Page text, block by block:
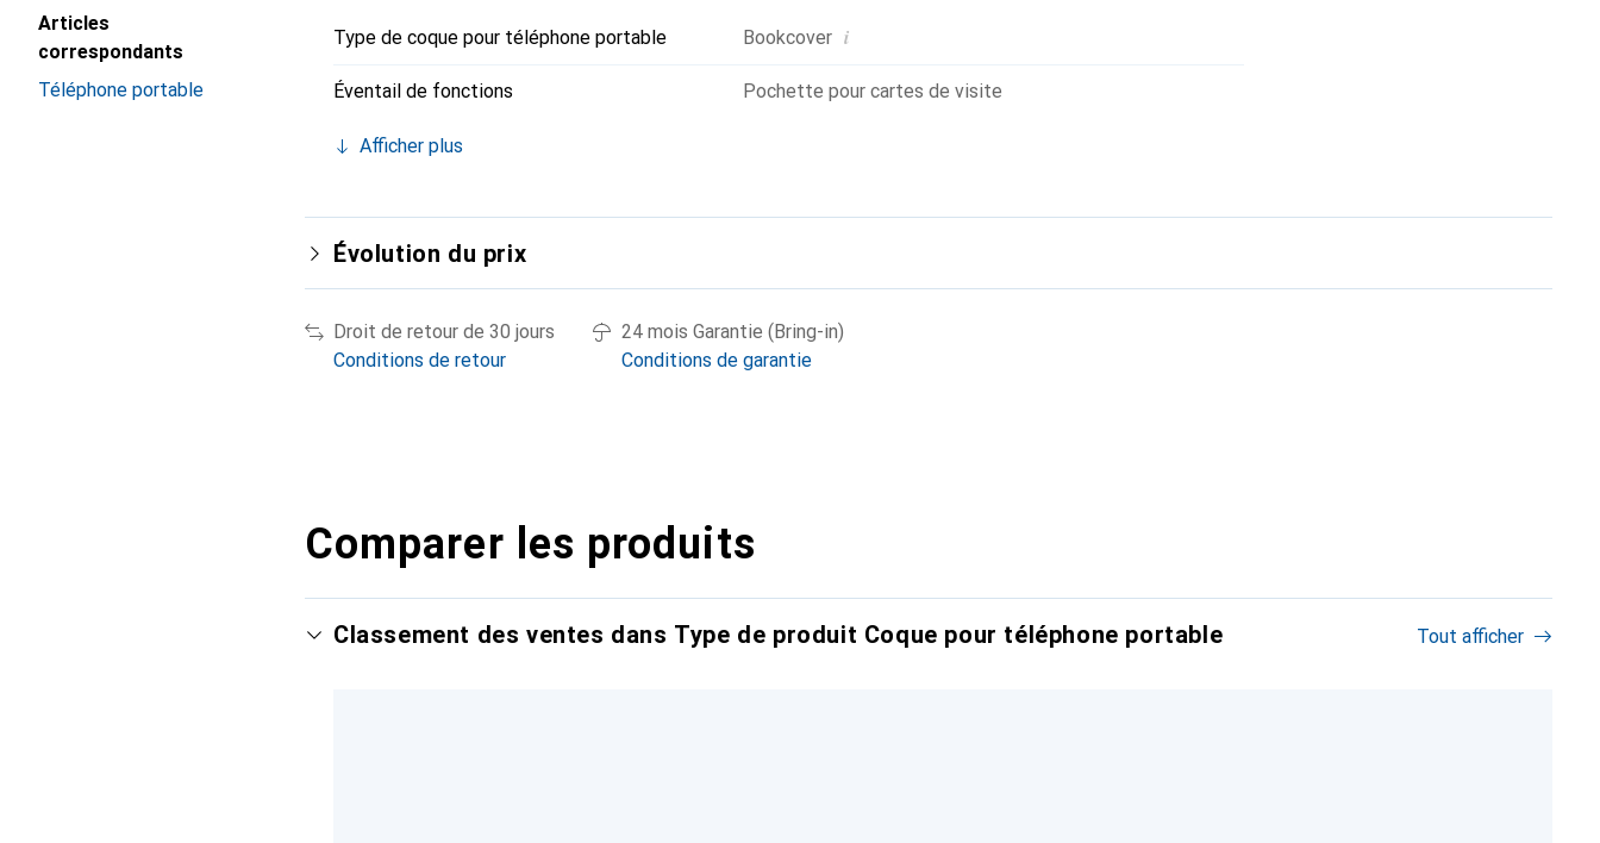
Articles
correspondants
Téléphone portable
Type de coque pour téléphone portable Bookcover i
Éventail de fonctions Pochette pour cartes de visite
Afficher plus
Évolution du prix
Droit de retour de 30 jours
Conditions de retour
24 mois Garantie (Bring-in)
Conditions de garantie
Comparer les produits
Classement des ventes dans Type de produit Coque pour téléphone portable Tout afficher